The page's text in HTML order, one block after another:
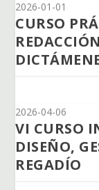
2026-01-01
CURSO
2026-04-06
VI CURSO
DISEÑO,
REGADÍO